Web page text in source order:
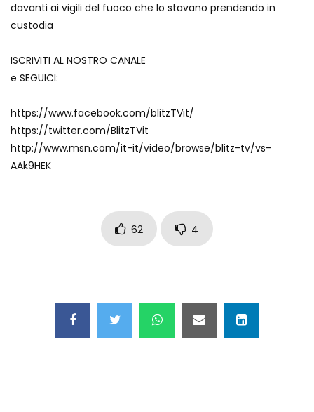
medico abusivo
Maschere e lusso fake: blitz nella villa-
showroom
Auto contromano a Napoli: il caos dopo
la partita
davanti ai vigili del fuoco che lo stavano prendendo in
custodia
ISCRIVITI AL NOSTRO CANALE
e SEGUICI:
https://www.facebook.com/blitzTVit/
https://twitter.com/BlitzTVit
http://www.msn.com/it-it/video/browse/blitz-tv/vs-
AAk9HEK
62 4